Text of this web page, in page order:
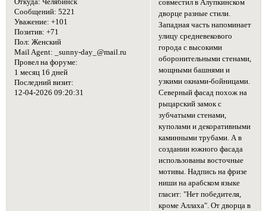
Сообщений: 5221
Уважение: +101
Позитив: +71
Пол: Женский
Mail Agent: _sunny-day_@mail.ru
Провел на форуме:
1 месяц 16 дней
Последний визит:
12-04-2026 09:20:31
совместил в Алупкинском
дворце разные стили.
Западная часть напоминает
улицу средневекового
города с высокими
оборонительными стенами,
мощными башнями и
узкими окнами-бойницами.
Северный фасад похож на
рыцарский замок с
зубчатыми стенами,
куполами и декоративными
каминными трубами. А в
создании южного фасада
использованы восточные
мотивы. Надпись на фризе
ниши на арабском языке
гласит: "Нет победителя,
кроме Аллаха". От дворца в